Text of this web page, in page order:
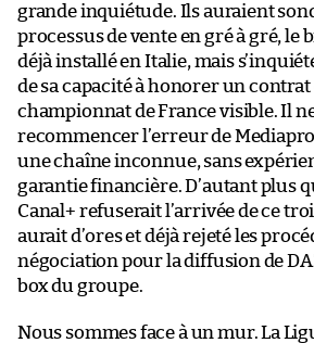
grande inquiétude. Ils auraient
processus de vente en gré à gré, le
déjà installé en Italie, mais
de sa capacité à honorer un contrat
championnat de France visible. Il
recommencer l’erreur de
une chaîne inconnue, sans
garantie financière. D’autant plus
Canal+ refuserait l’arrivée de ce
aurait d’ores et déjà rejeté les
négociation pour la diffusion de
box du groupe.
Nous sommes face à un mur. La